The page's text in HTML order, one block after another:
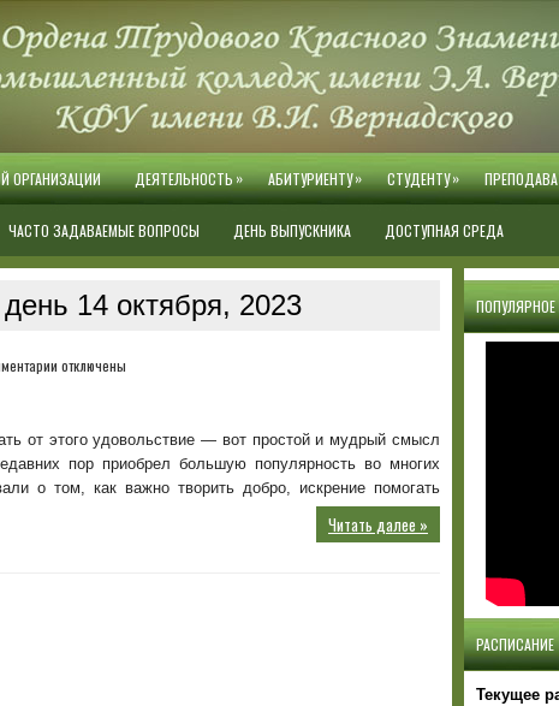
ОРГАНИЗАЦИИ ДЕЯТЕЛЬНОСТЬ» АБИТУРИЕНТУ» СТУДЕНТУ»
ЧАСТО ЗАДАВАЕМЫЕ ВОПРОСЫ ДЕНЬ ВЫПУСКНИКА ДОСТУПНАЯ СРЕДА
14 октября, 2023
к
дел!
отключены
от этого удовольствие — вот простой и мудрый смысл
пор приобрел большую популярность во многих
о том, как важно творить добро, искрение помогать
Читать далее »
РАСПИСАНИЕ
Текущее